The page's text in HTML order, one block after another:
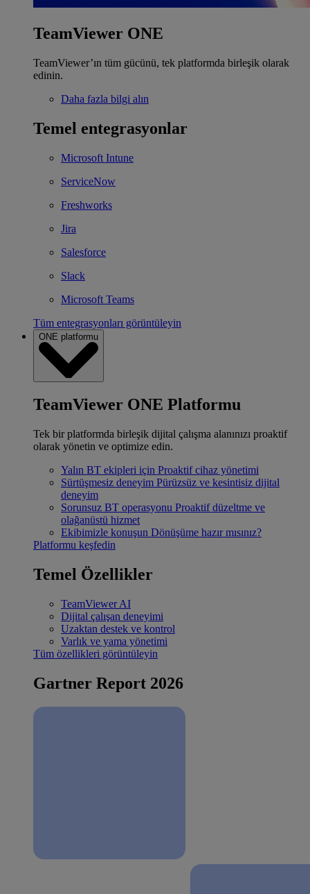
TeamViewer ONE
TeamViewer’ın tüm gücünü, tek platformda birleşik olarak
edinin.
Daha fazla bilgi alın
Temel entegrasyonlar
Microsoft Intune
ServiceNow
Freshworks
Jira
Salesforce
Slack
Microsoft Teams
Tüm entegrasyonları görüntüleyin
ONE platformu
TeamViewer ONE Platformu
Tek bir platformda birleşik dijital çalışma alanınızı proaktif
olarak yönetin ve optimize edin.
Yalın BT ekipleri için Proaktif cihaz yönetimi
Sürtüşmesiz deneyim Pürüzsüz ve kesintisiz dijital
deneyim
Sorunsuz BT operasyonu Proaktif düzeltme ve
olağanüstü hizmet
Ekibimizle konuşun Dönüşüme hazır mısınız?
Platformu keşfedin
Temel Özellikler
TeamViewer AI
Dijital çalışan deneyimi
Uzaktan destek ve kontrol
Varlık ve yama yönetimi
Tüm özellikleri görüntüleyin
Gartner Report 2026